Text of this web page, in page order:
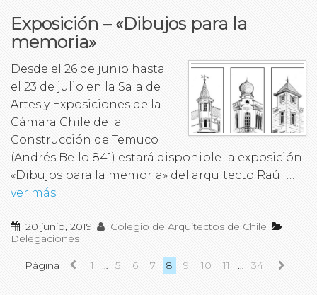
Exposición – «Dibujos para la
memoria»
Desde el 26 de junio hasta
el 23 de julio en la Sala de
Artes y Exposiciones de la
Cámara Chile de la
Construcción de Temuco
(Andrés Bello 841) estará disponible la exposición
«Dibujos para la memoria» del arquitecto Raúl …
ver más
20 junio, 2019
Colegio de Arquitectos de Chile
Delegaciones
Página 1 … 5 6 7 8 9 10 11 … 34